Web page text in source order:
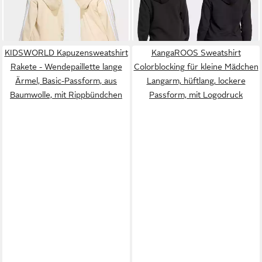
-28%
für Kinder, mit Kapuze, ohne
-23%
KIDSWORLD Kapuzensweatshirt
Rakete - Wendepaillette lange
Ärmel, Basic-Passform, aus
Baumwolle, mit Rippbündchen
KangaROOS Sweatshirt
Colorblocking für kleine Mädchen
Langarm, hüftlang, lockere
Passform, mit Logodruck